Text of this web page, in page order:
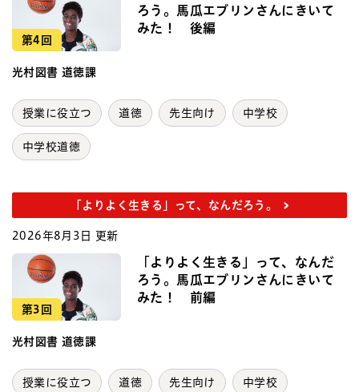
第4回
ろう。馬瓜エブリンさんにきいて
みた！ 後編
光村図書 道徳課
授業に役立つ 道徳 先生向け 中学校
中学校道徳
「よりよく生きる」って、なんだろう。
2026年8月3日 更新
第3回
「よりよく生きる」って、なんだ
ろう。馬瓜エブリンさんにきいて
みた！ 前編
光村図書 道徳課
授業に役立つ 道徳 先生向け 中学校